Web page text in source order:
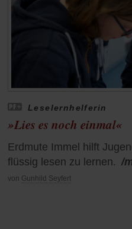
Leselernhelferin
»Lies es noch einmal«
Erdmute Immel hilft
flüssig lesen zu lernen. /
von Gunhild Seyfert